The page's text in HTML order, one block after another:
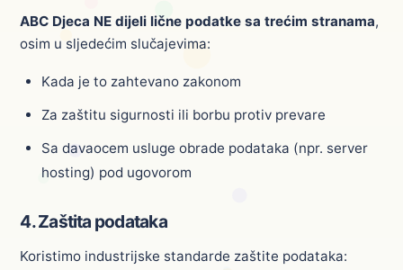
ABC Djeca NE dijeli lične podatke sa trećim stranama,
osim u sljedećim slučajevima:
Kada je to zahtevano zakonom
Za zaštitu sigurnosti ili borbu protiv prevare
Sa davaocem usluge obrade podataka (npr. server
hosting) pod ugovorom
4. Zaštita podataka
Koristimo industrijske standarde zaštite podataka: